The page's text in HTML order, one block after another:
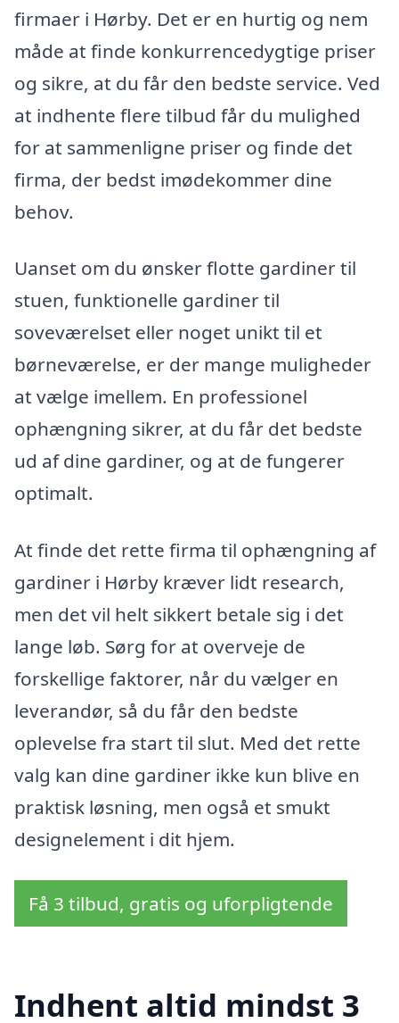
firmaer i Hørby. Det er en hurtig og nem
måde at finde konkurrencedygtige priser
og sikre, at du får den bedste service. Ved
at indhente flere tilbud får du mulighed
for at sammenligne priser og finde det
firma, der bedst imødekommer dine
behov.
Uanset om du ønsker flotte gardiner til
stuen, funktionelle gardiner til
soveværelset eller noget unikt til et
børneværelse, er der mange muligheder
at vælge imellem. En professionel
ophængning sikrer, at du får det bedste
ud af dine gardiner, og at de fungerer
optimalt.
At finde det rette firma til ophængning af
gardiner i Hørby kræver lidt research,
men det vil helt sikkert betale sig i det
lange løb. Sørg for at overveje de
forskellige faktorer, når du vælger en
leverandør, så du får den bedste
oplevelse fra start til slut. Med det rette
valg kan dine gardiner ikke kun blive en
praktisk løsning, men også et smukt
designelement i dit hjem.
Få 3 tilbud, gratis og uforpligtende
Indhent altid mindst 3